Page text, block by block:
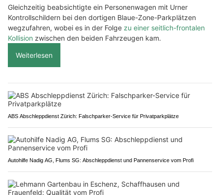
Gleichzeitig beabsichtigte ein Personenwagen mit Urner
Kontrollschildern bei den dortigen Blaue-Zone-Parkplätzen
wegzufahren, wobei es in der Folge zu einer seitlich-frontalen
Kollision zwischen den beiden Fahrzeugen kam.
Weiterlesen
ABS Abschleppdienst Zürich: Falschparker-Service für Privatparkplätze
Autohilfe Nadig AG, Flums SG: Abschleppdienst und Pannenservice vom Profi